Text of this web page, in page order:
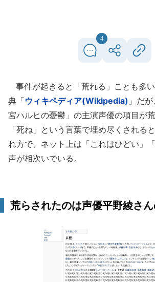
4
事件が起きると「荒れる」ことも多
典「ウィキペディア(Wikipedia) 」だ
宮ハルヒの憂鬱」の主演声優の項目が
「死ね」という言葉で埋め尽くされる
れ方で、ネット上は「これはひどい」
声が相次いでいる。
荒らされたのは声優平野綾さん